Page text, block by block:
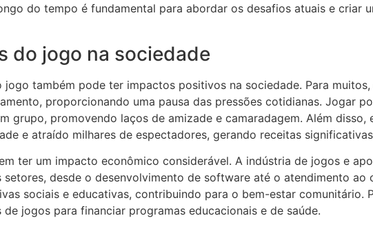
do tempo é fundamental para abordar os desafios atuais e criar
do jogo na sociedade
jogo também pode ter impactos positivos na sociedade. Para
proporcionando uma pausa das pressões cotidianas. Jogar
grupo, promovendo laços de amizade e camaradagem. Além
e atraído milhares de espectadores, gerando receitas
ter um impacto econômico considerável. A indústria de jogos e
desde o desenvolvimento de software até o atendimento ao
sociais e educativas, contribuindo para o bem-estar comunitário.
jogos para financiar programas educacionais e de saúde.